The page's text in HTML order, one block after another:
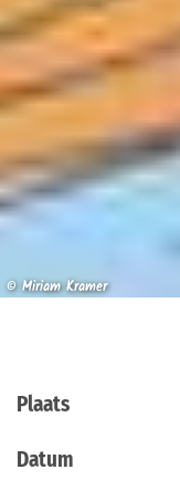
© Miriam Kramer
Plaats
Datum